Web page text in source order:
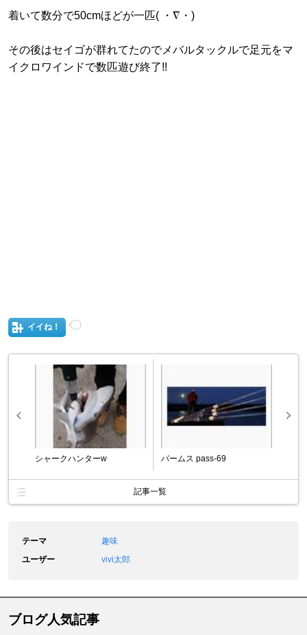
着いて数分で50cmほどが一匹( ・∇・)
その後はセイゴが群れてたのでメバルタックルで足元をマ
イクロワインドで数匹遊び終了!!
イイね！
シャークハンターw パームス pass-69
記事一覧
テーマ
趣味
ユーザー
vivi太郎
ブログ人気記事